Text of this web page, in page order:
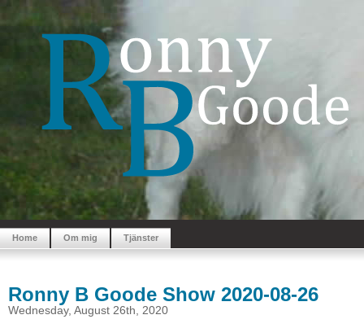
Home Om mig Tjänster
Ronny B Goode Show 2020-08-26
Wednesday, August 26th, 2020